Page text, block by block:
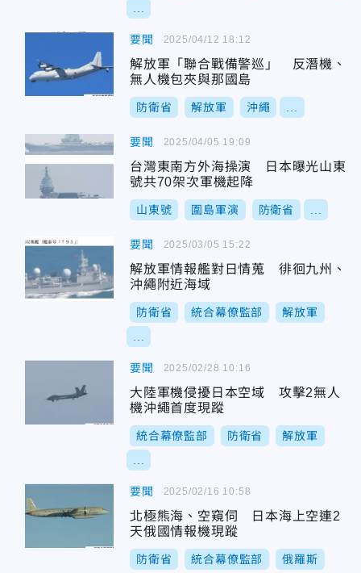
要聞
解放軍「聯合戰備警巡」 反潛機、
無人機包夾與那國島
防衛省 解放軍 沖繩
2025/04/12 18:12
要聞
台灣東南方外海操演 日本曝光山東
號共70架次軍機起降
山東號 圍島軍演 防衛省
2025/04/05 19:09
要聞
解放軍情報艦對日情蒐 徘徊九州、
沖繩附近海域
防衛省 統合幕僚監部 解放軍
2025/03/05 15:22
要聞
大陸軍機侵擾日本空域 攻擊2無人
機沖繩首度現蹤
統合幕僚監部 防衛省 解放軍
2025/02/28 10:16
要聞
北極熊海、空窺伺 日本海上空連2
天俄國情報機現蹤
防衛省 統合幕僚監部 俄羅斯
2025/02/16 10:58